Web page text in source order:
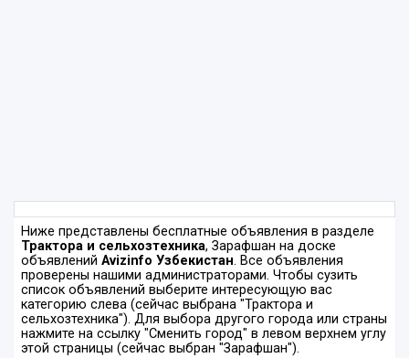
Ниже представлены бесплатные объявления в разделе
Трактора и сельхозтехника, Зарафшан на доске
объявлений Avizinfo Узбекистан. Все объявления
проверены нашими администраторами. Чтобы сузить
список объявлений выберите интересующую вас
категорию слева (сейчас выбрана "Трактора и
сельхозтехника"). Для выбора другого города или страны
нажмите на ссылку "Сменить город" в левом верхнем углу
этой страницы (сейчас выбран "Зарафшан").